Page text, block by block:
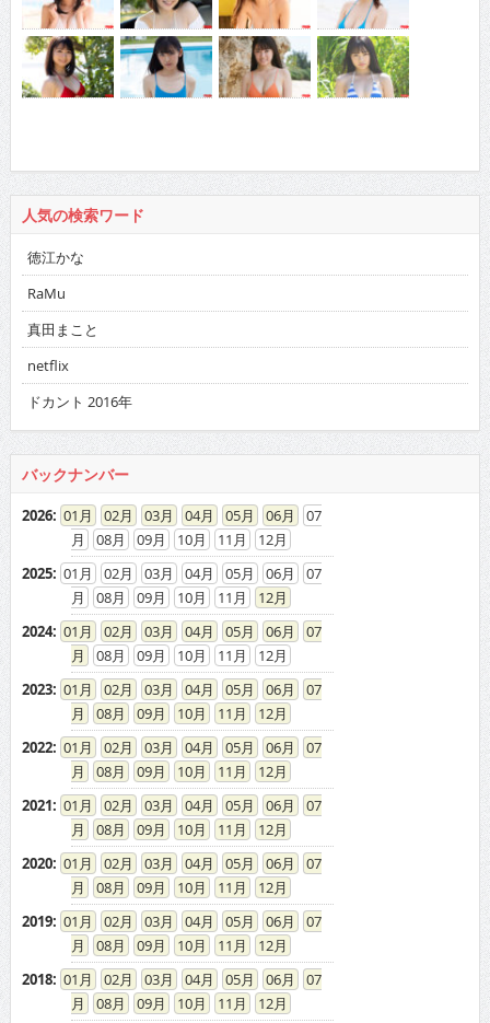
人気の検索ワード
徳江かな
RaMu
真田まこと
netflix
ドカント 2016年
バックナンバー
2026: 01 02 03 04 05 06
07
08
09 10 11
12
2025: 01 02 03 04 05 06
07
08
09 10 11
12
2024: 01 02 03 04 05 06
07
08
09 10 11
12
2023: 01 02 03 04 05 06
07
08
09 10 11
12
2022: 01 02 03 04 05 06
07
08
09 10 11
12
2021: 01 02 03 04 05 06
07
08
09 10 11
12
2020: 01 02 03 04 05 06
07
08
09 10 11
12
2019: 01 02 03 04 05 06
07
08
09 10 11
12
2018: 01 02 03 04 05 06
07
08
09 10 11
12